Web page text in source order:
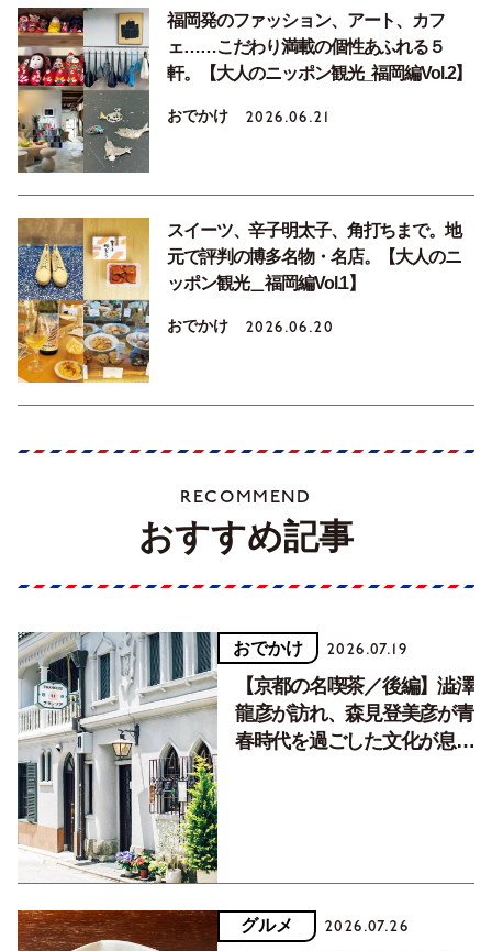
福岡発のファッション、アート、カフ
ェ……こだわり満載の個性あふれる５
軒。【大人のニッポン観光_福岡編Vol.2】
おでかけ 2026.06.21
スイーツ、辛子明太子、角打ちまで。地
元で評判の博多名物・名店。【大人のニ
ッポン観光＿福岡編Vol.1】
おでかけ 2026.06.20
RECOMMEND
おすすめ記事
おでかけ 2026.07.19
【京都の名喫茶／後編】澁澤
龍彦が訪れ、森見登美彦が青
春時代を過ごした文化が息づ
グルメ 2026.07.26